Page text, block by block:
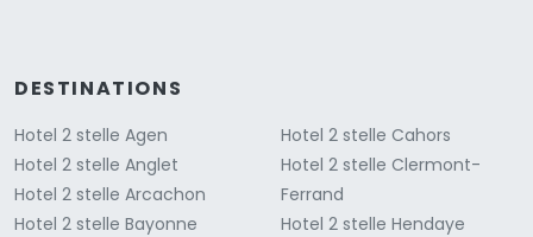
DESTINATIONS
Hotel 2 stelle Agen
Hotel 2 stelle Anglet
Hotel 2 stelle Arcachon
Hotel 2 stelle Bayonne
Hotel 2 stelle Cahors
Hotel 2 stelle Clermont-
Ferrand
Hotel 2 stelle Hendaye